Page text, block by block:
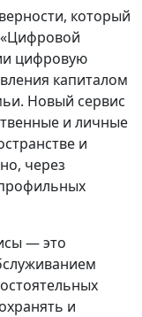
который
«Цифровой
цифровую
капиталом
Новый сервис
и личные
и
через
— это
и